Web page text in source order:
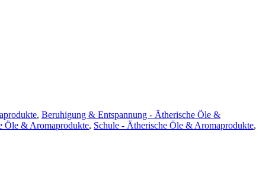
, Beruhigung & Entspannung - Ätherische Öle &
Öle & Aromaprodukte, Schule - Ätherische Öle & Aromaprodukte,